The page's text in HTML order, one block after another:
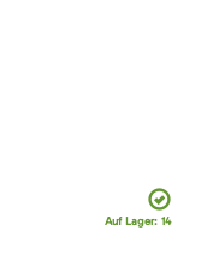
Auf Lager: 14